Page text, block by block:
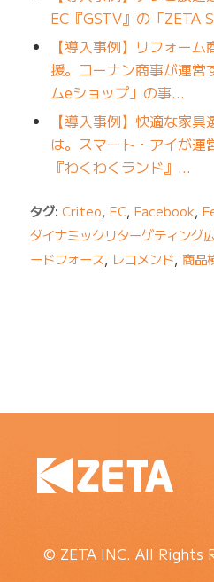
EC『GSTV』の「ZETA
【導入事例】リフォー
援。コーナン商事が運営
ムeショップ」の事…
【導入事例】快適な家
は。スマート・アイが運
『わくわくランド』…
タグ: Criteo, EC, Facebook,
ダイナミックリターゲティング
ードフォース, レコメンド, 商品
© ZETA INC. All Rights